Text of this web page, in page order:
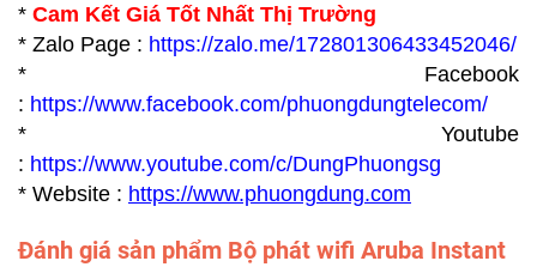
* Cam Kết Giá Tốt Nhất Thị Trường
* Zalo Page : https://zalo.me/172801306433452046/
* Facebook
: https://www.facebook.com/phuongdungtelecom/
* Youtube
: https://www.youtube.com/c/DungPhuongsg
* Website : https://www.phuongdung.com
Đánh giá sản phẩm Bộ phát wifi Aruba Instant